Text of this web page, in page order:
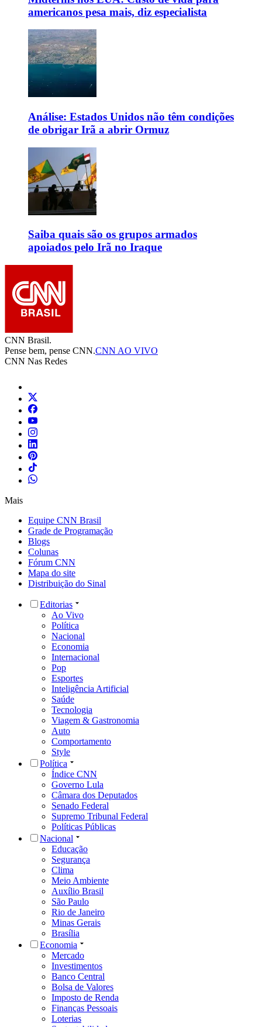
americanos pesa mais, diz especialista
Análise: Estados Unidos não têm condições
de obrigar Irã a abrir Ormuz
Saiba quais são os grupos armados
apoiados pelo Irã no Iraque
CNN Brasil.
Pense bem, pense CNN.CNN AO VIVO
CNN Nas Redes
Mais
Equipe CNN Brasil
Grade de Programação
Blogs
Colunas
Fórum CNN
Mapa do site
Distribuição do Sinal
Editorias
Ao Vivo
Política
Nacional
Economia
Internacional
Pop
Esportes
Inteligência Artificial
Saúde
Tecnologia
Viagem & Gastronomia
Auto
Comportamento
Style
Política
Índice CNN
Governo Lula
Câmara dos Deputados
Senado Federal
Supremo Tribunal Federal
Políticas Públicas
Nacional
Educação
Segurança
Clima
Meio Ambiente
Auxílio Brasil
São Paulo
Rio de Janeiro
Minas Gerais
Brasília
Economia
Mercado
Investimentos
Banco Central
Bolsa de Valores
Imposto de Renda
Finanças Pessoais
Loterias